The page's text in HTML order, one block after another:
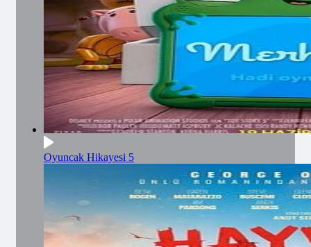
Oyuncak Hikayesi 5